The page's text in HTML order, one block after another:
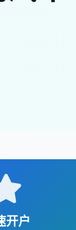
开户